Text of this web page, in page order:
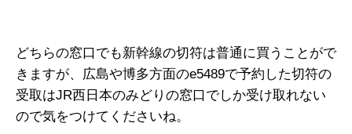
どちらの窓口でも新幹線の切符は普通に買うことがで
きますが、広島や博多方面のe5489で予約した切符の
受取はJR西日本のみどりの窓口でしか受け取れない
ので気をつけてくださいね。